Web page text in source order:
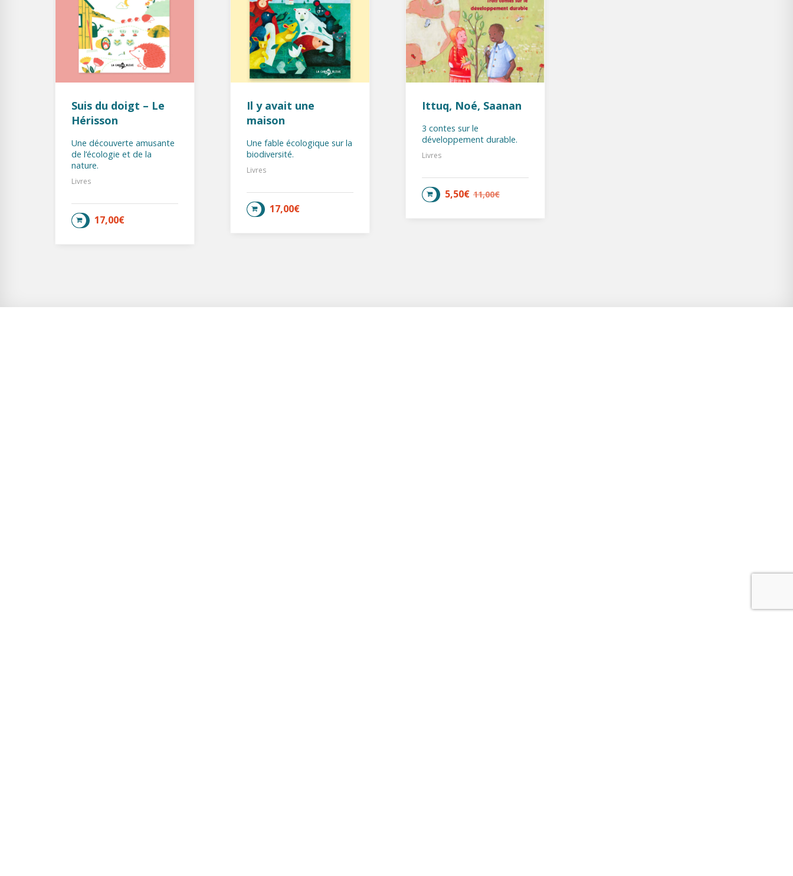
Suis du doigt – Le
Hérisson
Une découverte amusante
de l’écologie et de la
nature.
Livres
17,00€
AJOUTER AU PANIER
Il y avait une
maison
Une fable écologique sur la
biodiversité.
Livres
17,00€
AJOUTER AU PANIER
Ittuq, Noé, Saanan
3 contes sur le
développement durable.
Livres
11,00€
5,50€
AJOUTER AU PANIER